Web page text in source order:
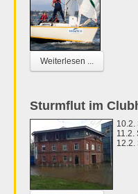
Weiterlesen ...
Sturmflut im
10.2.
11.2.
12.2.